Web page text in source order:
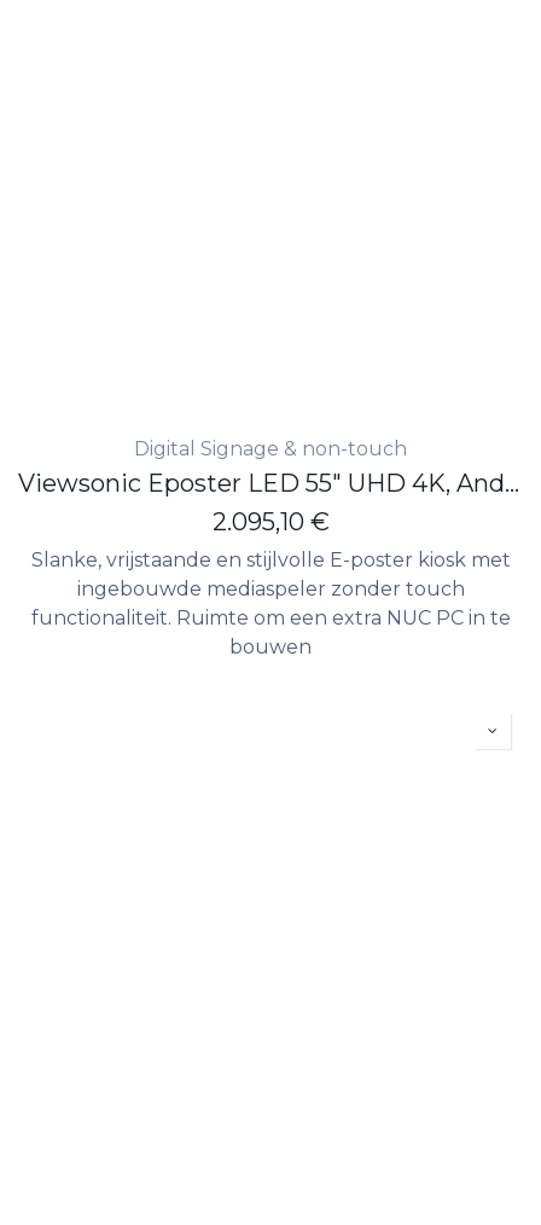
Digital Signage & non-touch
Viewsonic Eposter LED 55" UHD 4K, Android 8.0 450nits
2.095,10€
Slanke, vrijstaande en stijlvolle E-poster kiosk met
ingebouwde mediaspeler zonder touch
functionaliteit. Ruimte om een extra NUC PC in te
bouwen